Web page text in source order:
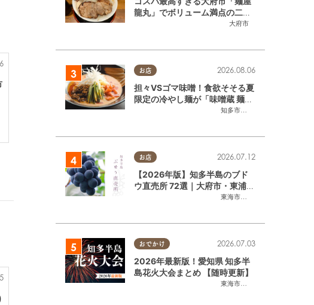
大府市
龍丸」でボリューム満点の二郎
系ラーメンを堪能してきた
お店
知多市
,半田市
2026.08.06
担々VSゴマ味噌！食欲そそる夏
限定の冷やし麺が「味噌蔵 麺四
朗 半田店・知多店」で登場／ち
お店
東海市
,大府市
2026.07.12
【2026年版】知多半島のブド
ウ直売所 72選｜大府市・東浦町
ほかエリア別に一挙紹介
おでかけ
東海市
,大府市
2026.07.03
2026年最新版！愛知県 知多半
島花火大会まとめ 【随時更新】